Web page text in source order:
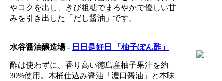
やコクを出し、きび粗糖でまろやかで優しい甘
みを引き出した「だし醤油」です。
水谷醤油醸造場 - 日日是好日 「柚子ぽん酢」
酢は使わずに、香り高い徳島産柚子果汁を約
30%使用。木桶仕込み醤油「濃口醤油」と本味